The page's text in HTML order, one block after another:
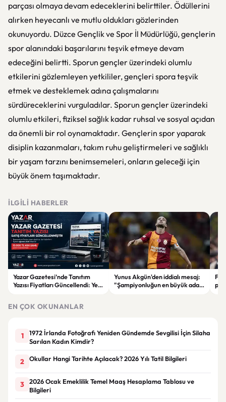
parçası olmaya devam edeceklerini belirttiler. Ödüllerini
alırken heyecanlı ve mutlu oldukları gözlerinden
okunuyordu. Düzce Gençlik ve Spor İl Müdürlüğü, gençlerin
spor alanındaki başarılarını teşvik etmeye devam
edeceğini belirtti. Sporun gençler üzerindeki olumlu
etkilerini gözlemleyen yetkililer, gençleri spora teşvik
etmek ve desteklemek adına çalışmalarını
sürdüreceklerini vurguladılar. Sporun gençler üzerindeki
olumlu etkileri, fiziksel sağlık kadar ruhsal ve sosyal açıdan
da önemli bir rol oynamaktadır. Gençlerin spor yaparak
disiplin kazanmaları, takım ruhu geliştirmeleri ve sağlıklı
bir yaşam tarzını benimsemeleri, onların geleceği için
büyük önem taşımaktadır.
İLGILI HABERLER
Yazar Gazetesi’nde Tanıtım
Yazısı Fiyatları Güncellendi: Yeni
Yunus Akgün'den iddialı mesaj:
"Şampiyonluğun en büyük adayı
EN ÇOK OKUNANLAR
1
1972 İrlanda Fotoğrafı Yeniden Gündemde Sevgilisi İçin Silaha
Sarılan Kadın Kimdir?
2 Okullar Hangi Tarihte Açılacak? 2026 Yılı Tatil Bilgileri
3
2026 Ocak Emeklilik Temel Maaş Hesaplama Tablosu ve
Bilgileri